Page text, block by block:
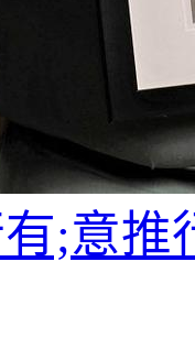
;意推